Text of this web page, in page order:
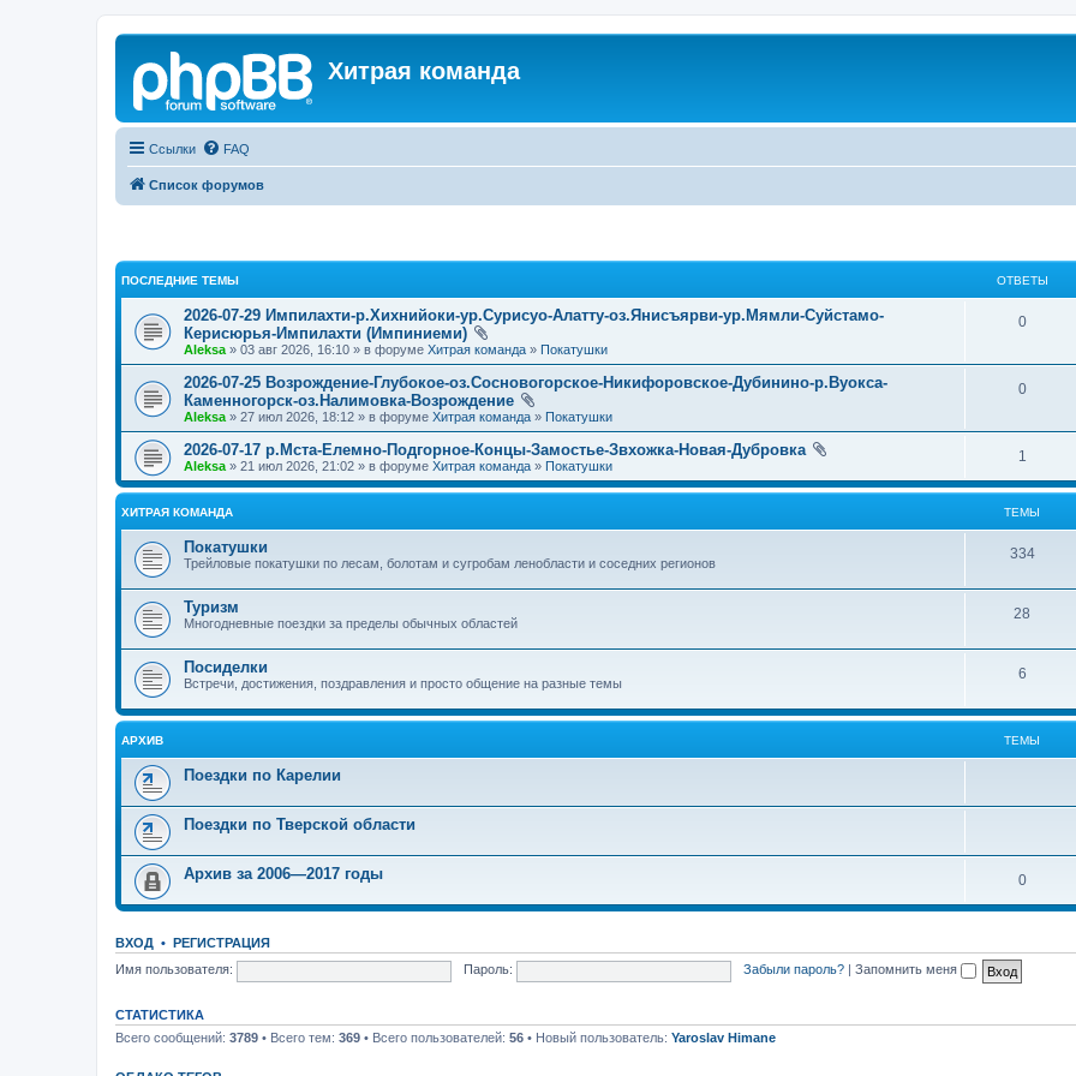
Хитрая команда
Ссылки FAQ
Список форумов
ПОСЛЕДНИЕ ТЕМЫ ОТВЕТЫ
2026-07-29 Импилахти-р.Хихнийоки-ур.Сурисуо-Алатту-оз.Янисъярви-ур.Мямли-Суйстамо-
Керисюрья-Импилахти (Импиниеми)
Aleksa » 03 авг 2026, 16:10 » в форуме Хитрая команда » Покатушки
0
2026-07-25 Возрождение-Глубокое-оз.Сосновогорское-Никифоровское-Дубинино-р.Вуокса-
Каменногорск-оз.Налимовка-Возрождение
Aleksa » 27 июл 2026, 18:12 » в форуме Хитрая команда » Покатушки
0
2026-07-17 р.Мста-Елемно-Подгорное-Концы-Замостье-Звхожка-Новая-Дубровка
Aleksa » 21 июл 2026, 21:02 » в форуме Хитрая команда » Покатушки
1
ХИТРАЯ КОМАНДА ТЕМЫ
Покатушки
Трейловые покатушки по лесам, болотам и сугробам ленобласти и соседних регионов
334
Туризм
Многодневные поездки за пределы обычных областей
28
Посиделки
Встречи, достижения, поздравления и просто общение на разные темы
6
АРХИВ ТЕМЫ
Поездки по Карелии
Поездки по Тверской области
Архив за 2006—2017 годы 0
ВХОД • РЕГИСТРАЦИЯ
Имя пользователя:
Пароль: Забыли пароль? Запомнить меня
СТАТИСТИКА
Всего сообщений: 3789 • Всего тем: 369 • Всего пользователей: 56 • Новый пользователь: Yaroslav Himane